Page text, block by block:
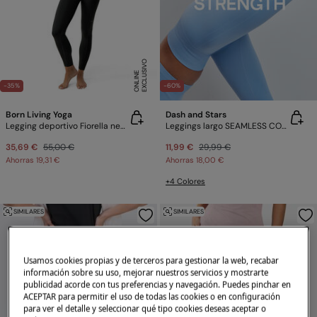
-35% E
X
C
L
U
SI
V
O
O
N
LI
N
E
Born Living Yoga
Legging deportivo Fiorella negro/blanco
35,69 € 55,00 €
Ahorras 19,31 €
-60%
Dash and Stars
Leggings largo SEAMLESS COMFORT azul
11,99 € 29,99 €
Ahorras 18,00 €
+4 Colores
SIMILARES SIMILARES
Usamos cookies propias y de terceros para gestionar la web, recabar
información sobre su uso, mejorar nuestros servicios y mostrarte
publicidad acorde con tus preferencias y navegación. Puedes pinchar en
ACEPTAR para permitir el uso de todas las cookies o en configuración
para ver el detalle y seleccionar qué tipo cookies deseas aceptar o